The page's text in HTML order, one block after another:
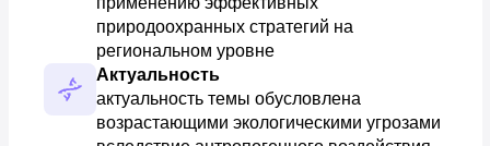
природоохранных стратегий на
региональном уровне
Актуальность
актуальность темы обусловлена
возрастающими экологическими угрозами